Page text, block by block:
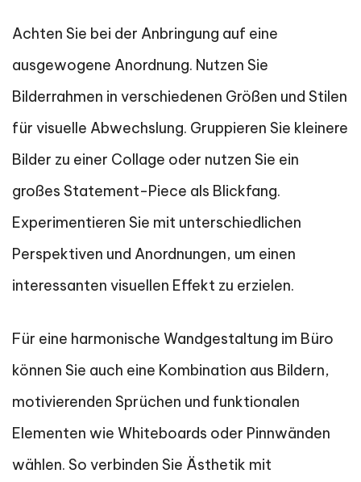
Achten Sie bei der Anbringung auf eine
ausgewogene Anordnung. Nutzen Sie
Bilderrahmen in verschiedenen Größen und Stilen
für visuelle Abwechslung. Gruppieren Sie kleinere
Bilder zu einer Collage oder nutzen Sie ein
großes Statement-Piece als Blickfang.
Experimentieren Sie mit unterschiedlichen
Perspektiven und Anordnungen, um einen
interessanten visuellen Effekt zu erzielen.
Für eine harmonische Wandgestaltung im Büro
können Sie auch eine Kombination aus Bildern,
motivierenden Sprüchen und funktionalen
Elementen wie Whiteboards oder Pinnwänden
wählen. So verbinden Sie Ästhetik mit